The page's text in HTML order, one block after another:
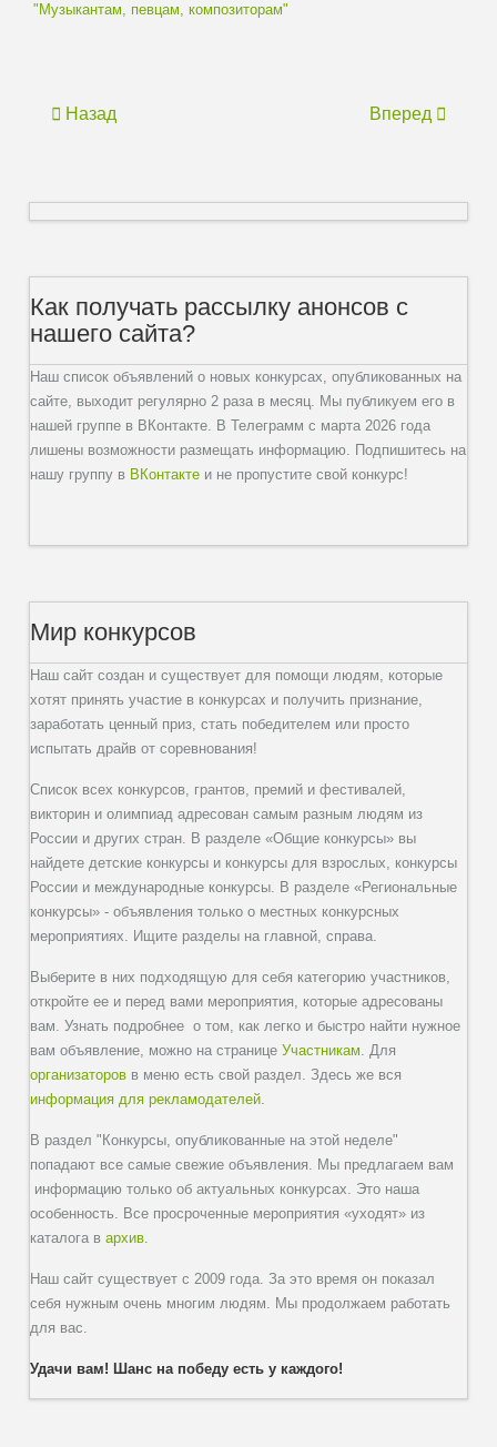
"Музыкантам, певцам, композиторам"
Назад Вперед
Как получать рассылку анонсов с
нашего сайта?
Наш список объявлений о новых конкурсах, опубликованных на
сайте, выходит регулярно 2 раза в месяц. Мы публикуем его в
нашей группе в ВКонтакте. В Телеграмм с марта 2026 года
лишены возможности размещать информацию. Подпишитесь на
нашу группу в ВКонтакте и не пропустите свой конкурс!
Мир конкурсов
Наш сайт создан и существует для помощи людям, которые
хотят принять участие в конкурсах и получить признание,
заработать ценный приз, стать победителем или просто
испытать драйв от соревнования!
Список всех конкурсов, грантов, премий и фестивалей,
викторин и олимпиад адресован самым разным людям из
России и других стран. В разделе «Общие конкурсы» вы
найдете детские конкурсы и конкурсы для взрослых, конкурсы
России и международные конкурсы. В разделе «Региональные
конкурсы» - объявления только о местных конкурсных
мероприятиях. Ищите разделы на главной, справа.
Выберите в них подходящую для себя категорию участников,
откройте ее и перед вами мероприятия, которые адресованы
вам. Узнать подробнее о том, как легко и быстро найти нужное
вам объявление, можно на страницеУчастникам. Для
организаторов в меню есть свой раздел. Здесь же вся
информация для рекламодателей.
В раздел "Конкурсы, опубликованные на этой неделе"
попадают все самые свежие объявления. Мы предлагаем вам
информацию только об актуальных конкурсах. Это наша
особенность. Все просроченные мероприятия «уходят» из
каталога вархив.
Наш сайт существует с 2009 года. За это время он показал
себя нужным очень многим людям. Мы продолжаем работать
для вас.
Удачи вам! Шанс на победу есть у каждого!